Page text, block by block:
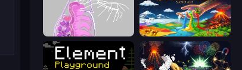
Orb.Farm Sandbox World: Sand Art